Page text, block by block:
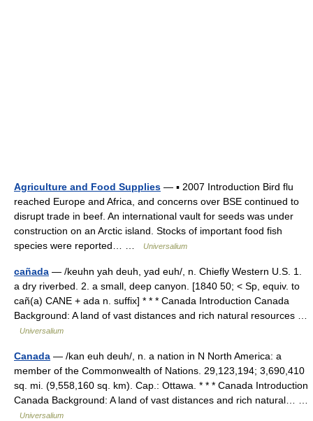
Agriculture and Food Supplies — ▪ 2007 Introduction Bird flu
reached Europe and Africa, and concerns over BSE continued to
disrupt trade in beef. An international vault for seeds was under
construction on an Arctic island. Stocks of important food fish
species were reported… …
Universalium
cañada — /keuhn yah deuh, yad euh/, n. Chiefly Western U.S. 1.
a dry riverbed. 2. a small, deep canyon. [1840 50; < Sp, equiv. to
cañ(a) CANE + ada n. suffix] * * * Canada Introduction Canada
Background: A land of vast distances and rich natural resources …
Universalium
Canada — /kan euh deuh/, n. a nation in N North America: a
member of the Commonwealth of Nations. 29,123,194; 3,690,410
sq. mi. (9,558,160 sq. km). Cap.: Ottawa. * * * Canada Introduction
Canada Background: A land of vast distances and rich natural… …
Universalium